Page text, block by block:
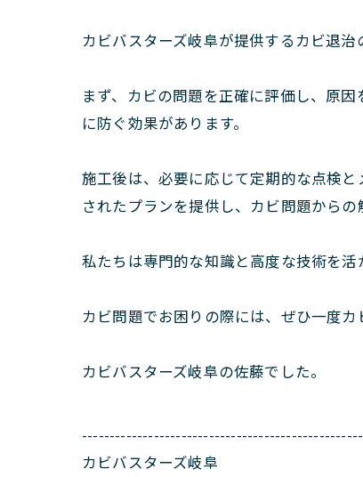
カビバスターズ岐阜が提供するカビ退治
まず、カビの問題を正確に評価し、原
に防ぐ効果があります。
施工後は、必要に応じて定期的な点検
されたプランを提供し、カビ問題からの
私たちは専門的な知識と高度な技術を
カビ問題でお困りの際には、ぜひ一度カ
カビバスターズ岐阜の佐藤でした。
カビバスターズ岐阜